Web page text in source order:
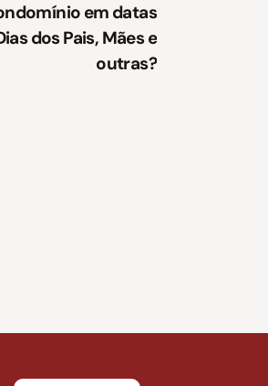
em datas
dos Pais, Mães e
outras?